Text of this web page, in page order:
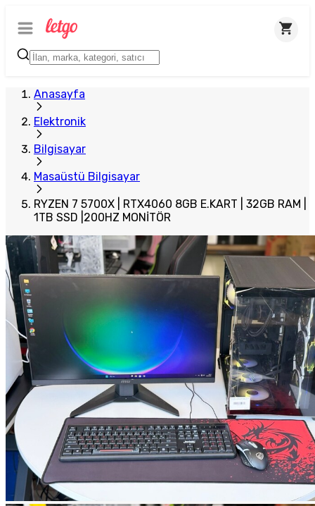
Anasayfa
Elektronik
Bilgisayar
Masaüstü Bilgisayar
RYZEN 7 5700X | RTX4060 8GB E.KART | 32GB RAM |
1TB SSD |200HZ MONİTÖR
Plus Satıcı